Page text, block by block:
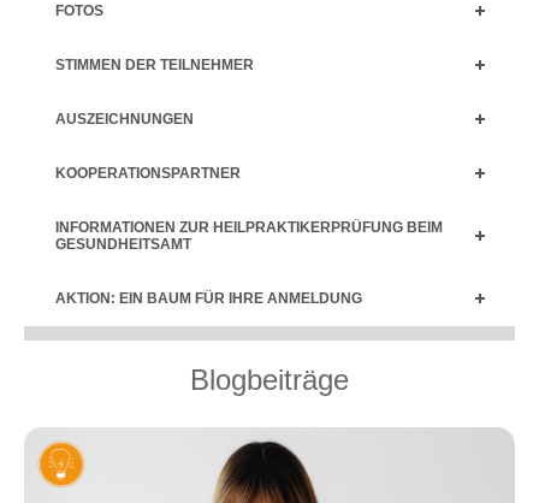
FOTOS
STIMMEN DER TEILNEHMER
AUSZEICHNUNGEN
KOOPERATIONSPARTNER
INFORMATIONEN ZUR HEILPRAKTIKERPRÜFUNG BEIM
GESUNDHEITSAMT
AKTION: EIN BAUM FÜR IHRE ANMELDUNG
Blogbeiträge